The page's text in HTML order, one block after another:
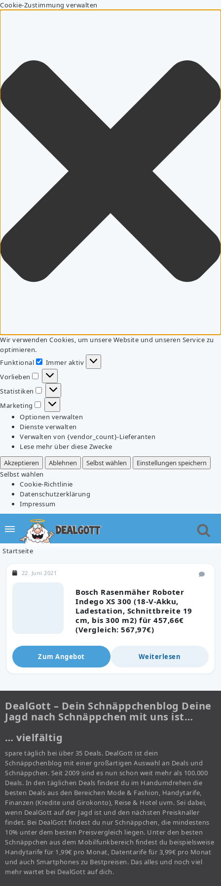
Cookie-Zustimmung verwalten
Wir verwenden Cookies, um unsere Website und unseren Service zu
optimieren.
Funktional
Funktional
Immer aktiv
Vorlieben
Vorlieben
Statistiken
Statistiken
Marketing
Marketing
Optionen verwalten
Dienste verwalten
Verwalten von {vendor_count}-Lieferanten
Lese mehr über diese Zwecke
Akzeptieren
Ablehnen Selbst wählen
Einstellungen speichern
Selbst wählen
Cookie-Richtlinie
Datenschutzerklärung
Impressum
Startseite
Bosch Rasenmäher Roboter
Indego XS 300 (18-V-Akku,
Ladestation, Schnittbreite 19
cm, bis 300 m2) für 457,66€
(Vergleich: 567,97€)
22. Juni 2021
Zum Angebot Weiterlesen
DealGott – Dein Schnäppchenblog Deine
Jagd nach Schnäppchen mit uns ist…
… vielfältig
spare täglich bei über 35 Deals. DealGott ist dein
Schnäppchenblog mit einer großartigen Auswahl an Deals und
Schnäppchen. Seit 2009 sind es nun schon weit mehr als 100.000
Deals. In den täglichen Deals findest du im Handumdrehen die
besten Deals aus den Bereichen Mode & Fashion, Handytarife,
Finanzen (Kredite und Girokonto), Reise & Hotel uvm. Sei dabei,
wenn DealGott auf der Jagd ist und den nächsten Preisknaller
findet. Bei DealGott findest du nur Schnäppchen, die mindestens
10% unter dem besten Preisvergleich liegen. Unter den besten
Schnäppchen aus dem Mobilfunkbereich findest du beispielsweise
Handytarife für 1,99€ pro Monat, Datentarife für 3,99€ pro Monat
und auch Smartphones zu Bestpreisen. Das alles und noch viel
mehr wartet bei DealGott auf dich.